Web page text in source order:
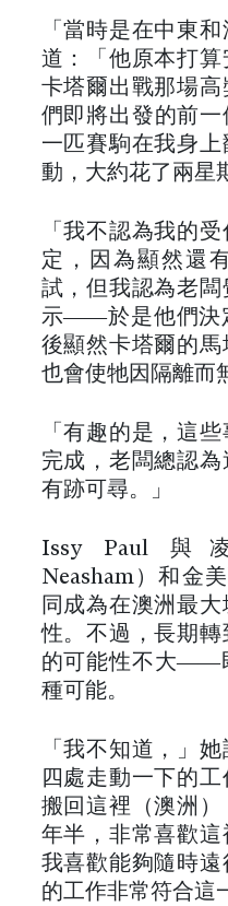
「當時是在中東
道：「他原本打
卡塔爾出戰那場
們即將出發的前
一匹賽駒在我身
動，大約花了兩星
「我不認為我的
定，因為顯然還
試，但我認為老
示——於是他們決
後顯然卡塔爾的
也會使牠因隔離而
「有趣的是，這
完成，老闆總認
有跡可尋。」
Issy Paul 與
Neasham）和金
同成為在澳洲最
性。不過，長期
的可能性不大——
種可能。
「我不知道，」
四處走動一下的
搬回這裡（澳洲
年半，非常喜歡
我喜歡能夠隨時
的工作非常符合這